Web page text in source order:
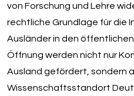
von Forschung und Lehre
rechtliche Grundlage für die
Ausländer in den
Öffnung werden nicht nur
Ausland gefördert, sondern
Wissenschaftsstandort